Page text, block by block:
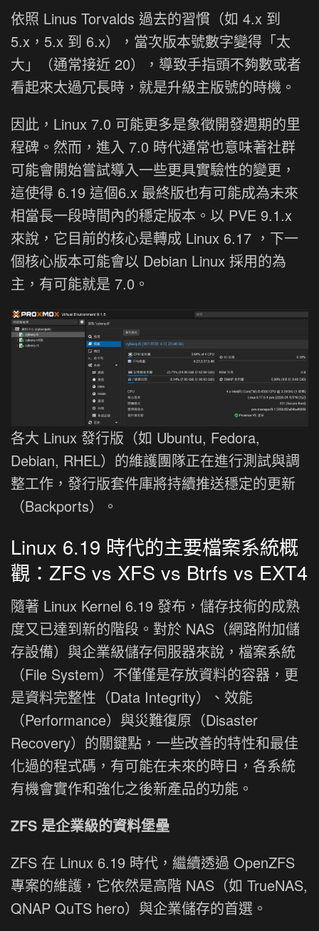
依照 Linus Torvalds 過去的習慣（如 4.x 到
5.x，5.x 到 6.x），當次版本號數字變得「太
大」（通常接近 20），導致手指頭不夠數或者
看起來太過冗長時，就是升級主版號的時機。
因此，Linux 7.0 可能更多是象徵開發週期的里
程碑。然而，進入 7.0 時代通常也意味著社群
可能會開始嘗試導入一些更具實驗性的變更，
這使得 6.19 這個6.x 最終版也有可能成為未來
相當長一段時間內的穩定版本。以 PVE 9.1.x
來說，它目前的核心是轉成 Linux 6.17 ，下一
個核心版本可能會以 Debian Linux 採用的為
主，有可能就是 7.0。
各大 Linux 發行版（如 Ubuntu, Fedora,
Debian, RHEL）的維護團隊正在進行測試與調
整工作，發行版套件庫將持續推送穩定的更新
（Backports）。
Linux 6.19 時代的主要檔案系統概
觀：ZFS vs XFS vs Btrfs vs EXT4
隨著 Linux Kernel 6.19 發布，儲存技術的成熟
度又已達到新的階段。對於 NAS（網路附加儲
存設備）與企業級儲存伺服器來說，檔案系統
（File System）不僅僅是存放資料的容器，更
是資料完整性（Data Integrity）、效能
（Performance）與災難復原（Disaster
Recovery）的關鍵點，一些改善的特性和最佳
化過的程式碼，有可能在未來的時日，各系統
有機會實作和強化之後新產品的功能。
ZFS 是企業級的資料堡壘
ZFS 在 Linux 6.19 時代，繼續透過 OpenZFS
專案的維護，它依然是高階 NAS（如 TrueNAS,
QNAP QuTS hero）與企業儲存的首選。